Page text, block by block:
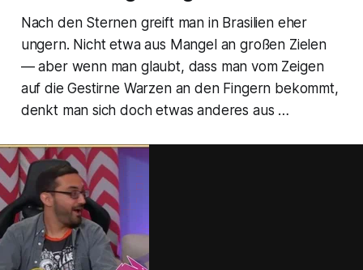
Nach den Sternen greift man in Brasilien eher
ungern. Nicht etwa aus Mangel an großen Zielen
— aber wenn man glaubt, dass man vom Zeigen
auf die Gestirne Warzen an den Fingern bekommt,
denkt man sich doch etwas anderes aus …